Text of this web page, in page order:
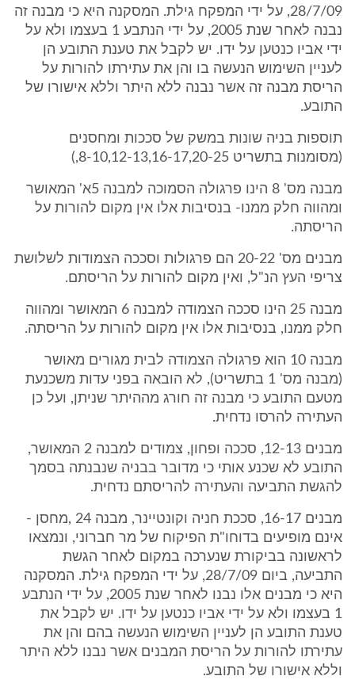
28/7/09, על ידי המפקח גילת. המסקנה היא כי מבנה זה
נבנה לאחר שנת 2005, על ידי הנתבע 1 בעצמו ולא על
ידי אביו כנטען על ידו. יש לקבל את טענת התובע הן
לעניין השימוש הנעשה בו והן את עתירתו להורות על
הריסת מבנה זה אשר נבנה ללא היתר וללא אישורו של
התובע.
תוספות בניה שונות במשק של סככות ומחסנים
(מסומנות בתשריט 8-10,12-13,16-17,20-25,)
מבנה מס' 8 הינו פרגולה הסמוכה למבנה 5א' המאושר
ומהווה חלק ממנו- בנסיבות אלו אין מקום להורות על
הריסתה.
מבנים מס' 20-22 הם פרגולות וסככה הצמודות לשלושת
צריפי העץ הנ"ל, ואין מקום להורות על הריסתם.
מבנה 25 הינו סככה הצמודה למבנה 6 המאושר ומהווה
חלק ממנו, בנסיבות אלו אין מקום להורות על הריסתה.
מבנה 10 הוא פרגולה הצמודה לבית מגורים מאושר
(מבנה מס' 1 בתשריט), לא הובאה בפני עדות משכנעת
מטעם התובע כי מבנה זה חורג מההיתר שניתן, ועל כן
העתירה להרסו נדחית.
מבנים 12-13, סככה ופחון, צמודים למבנה 2 המאושר,
התובע לא שכנע אותי כי מדובר בבניה שנבנתה בסמך
להגשת התביעה והעתירה להריסתם נדחית.
מבנים 16-17, סככת חניה וקונטיינר, מבנה 24 ,מחסן -
אינם מופיעים בדוחו"ת הפיקוח של מר חברוני, ונמצאו
לראשונה בביקורת שנערכה במקום לאחר הגשת
התביעה, ביום 28/7/09, על ידי המפקח גילת. המסקנה
היא כי מבנים אלו נבנו לאחר שנת 2005, על ידי הנתבע
1 בעצמו ולא על ידי אביו כנטען על ידו. יש לקבל את
טענת התובע הן לעניין השימוש הנעשה בהם והן את
עתירתו להורות על הריסת המבנים אשר נבנו ללא היתר
וללא אישורו של התובע.